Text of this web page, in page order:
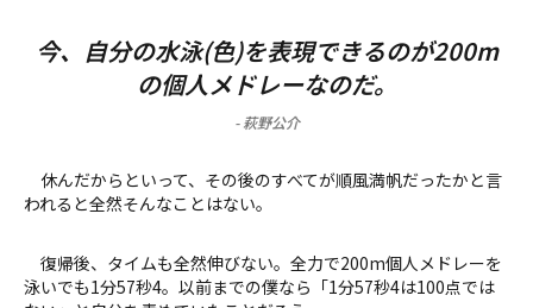
今、自分の水泳(色)を表現できるのが200m
の個人メドレーなのだ。
-萩野公介
休んだからといって、その後のすべてが順風満帆だったかと言
われると全然そんなことはない。
復帰後、タイムも全然伸びない。全力で200m個人メドレーを
泳いでも1分57秒4。以前までの僕なら「1分57秒4は100点では